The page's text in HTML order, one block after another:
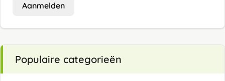
Aanmelden
Populaire categorieën